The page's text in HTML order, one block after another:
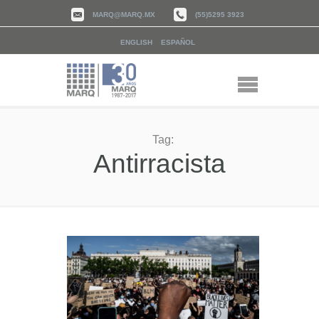
MARQ@MARQ.MX (55)5295 3923
ENGLISH ESPAÑOL
Tag:
Antirracista